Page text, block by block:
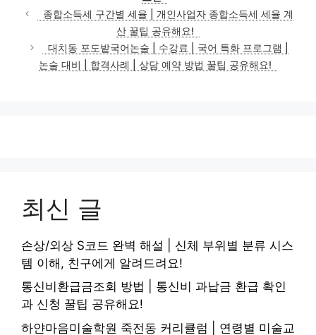
종합소득세 구간별 세율 | 개인사업자 종합소득세 세율 계
산 꿀팁 공유해요!
대치동 포도밭국어논술 | 수강료 | 국어 특화 프로그램 |
논술 대비 | 합격사례 | 상담 예약 방법 꿀팁 공유해요!
최신 글
손상/외상 S코드 완벽 해설 | 신체 부위별 분류 시스
템 이해, 친구에게 알려드려요!
통신비환급금조회 방법 | 통신비 과납금 환급 확인
과 신청 꿀팁 공유해요!
하얀마음미술학원 죽전동 커리큘럼 | 연령별 미술교